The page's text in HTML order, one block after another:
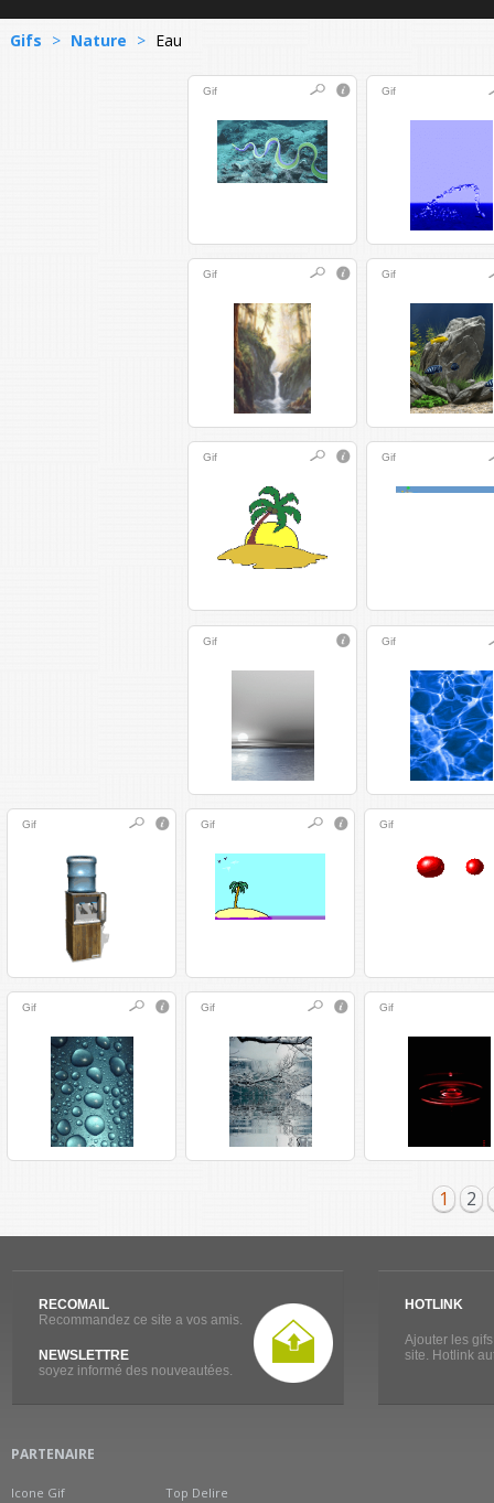
Gifs > Nature > Eau
Gif Gif
Gif Gif
Gif Gif
Gif Gif
Gif Gif Gif
Gif Gif Gif
1 2
RECOMAIL
Recommandez ce site a vos amis.
NEWSLETTRE
soyez informé des nouveautées.
HOTLINK
Ajouter les
site. Hotlink
PARTENAIRE
Icone Gif
Top Delire